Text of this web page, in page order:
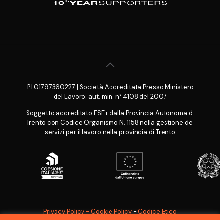
P.I.01797360227 | Società Accreditata Presso Ministero
del Lavoro: aut. min. n° 4108 del 2007
Soggetto accreditato FSE+ dalla Provincia Autonoma di
Trento con Codice Organismo N. 1158 nella gestione dei
servizi per il lavoro nella provincia di Trento
Privacy Policy - Cookie Policy-Codice Etico